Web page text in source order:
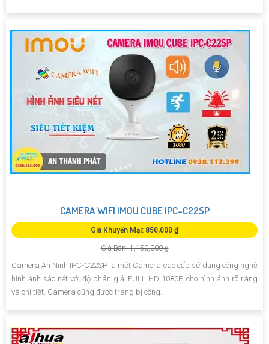
CAMERA WIFI IMOU CUBE IPC-C22SP
Giá Khuyến Mại: 850,000 ₫
Giá Bán: 1,150,000 ₫
Camera An Ninh IPC-C22SP là một Camera cao cấp sử dụng công nghệ
hình ảnh sắc nét với độ phân giải FULL HD 1080P, cho hình ảnh rõ ràng
và chi tiết. Camera cũng được trang bị công...